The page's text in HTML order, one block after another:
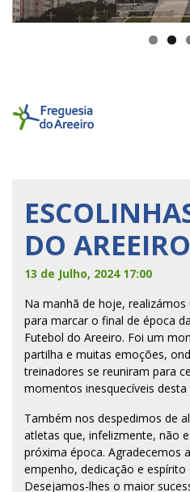
DO AREEIRO
13 de Julho, 2024 17:00
Na manhã de hoje,
para marcar o final de época
Futebol do Areeiro. Foi um
partilha e muitas emoções,
treinadores se reuniram para
momentos inesquecíveis
Também nos despedimos de
atletas que, infelizmente, não
próxima época. Agradecemos
empenho, dedicação e
Desejamos-lhes o maior